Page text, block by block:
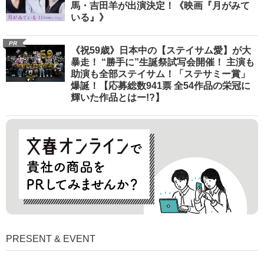
馬・吉田羊が出演決定！《映画『月がみて
いる』》
PR
《祝59歳》日本中の【ステイサム愛】が大
暴走！ “勝手に”生誕祭試写会開催！ 主演も
助演も全部ステイサム！「ステサミー賞」
爆誕！【応募総数941票 全54作品の栄冠に
輝いた作品とはー!?】
PRESENT & EVENT